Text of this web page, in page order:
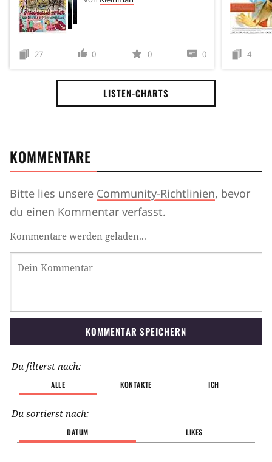
27 0 0 0 4
LISTEN-CHARTS
KOMMENTARE
Bitte lies unsere Community-Richtlinien, bevor
du einen Kommentar verfasst.
Kommentare werden geladen...
KOMMENTAR SPEICHERN
Du filterst nach:
ALLE KONTAKTE ICH
Du sortierst nach:
DATUM LIKES